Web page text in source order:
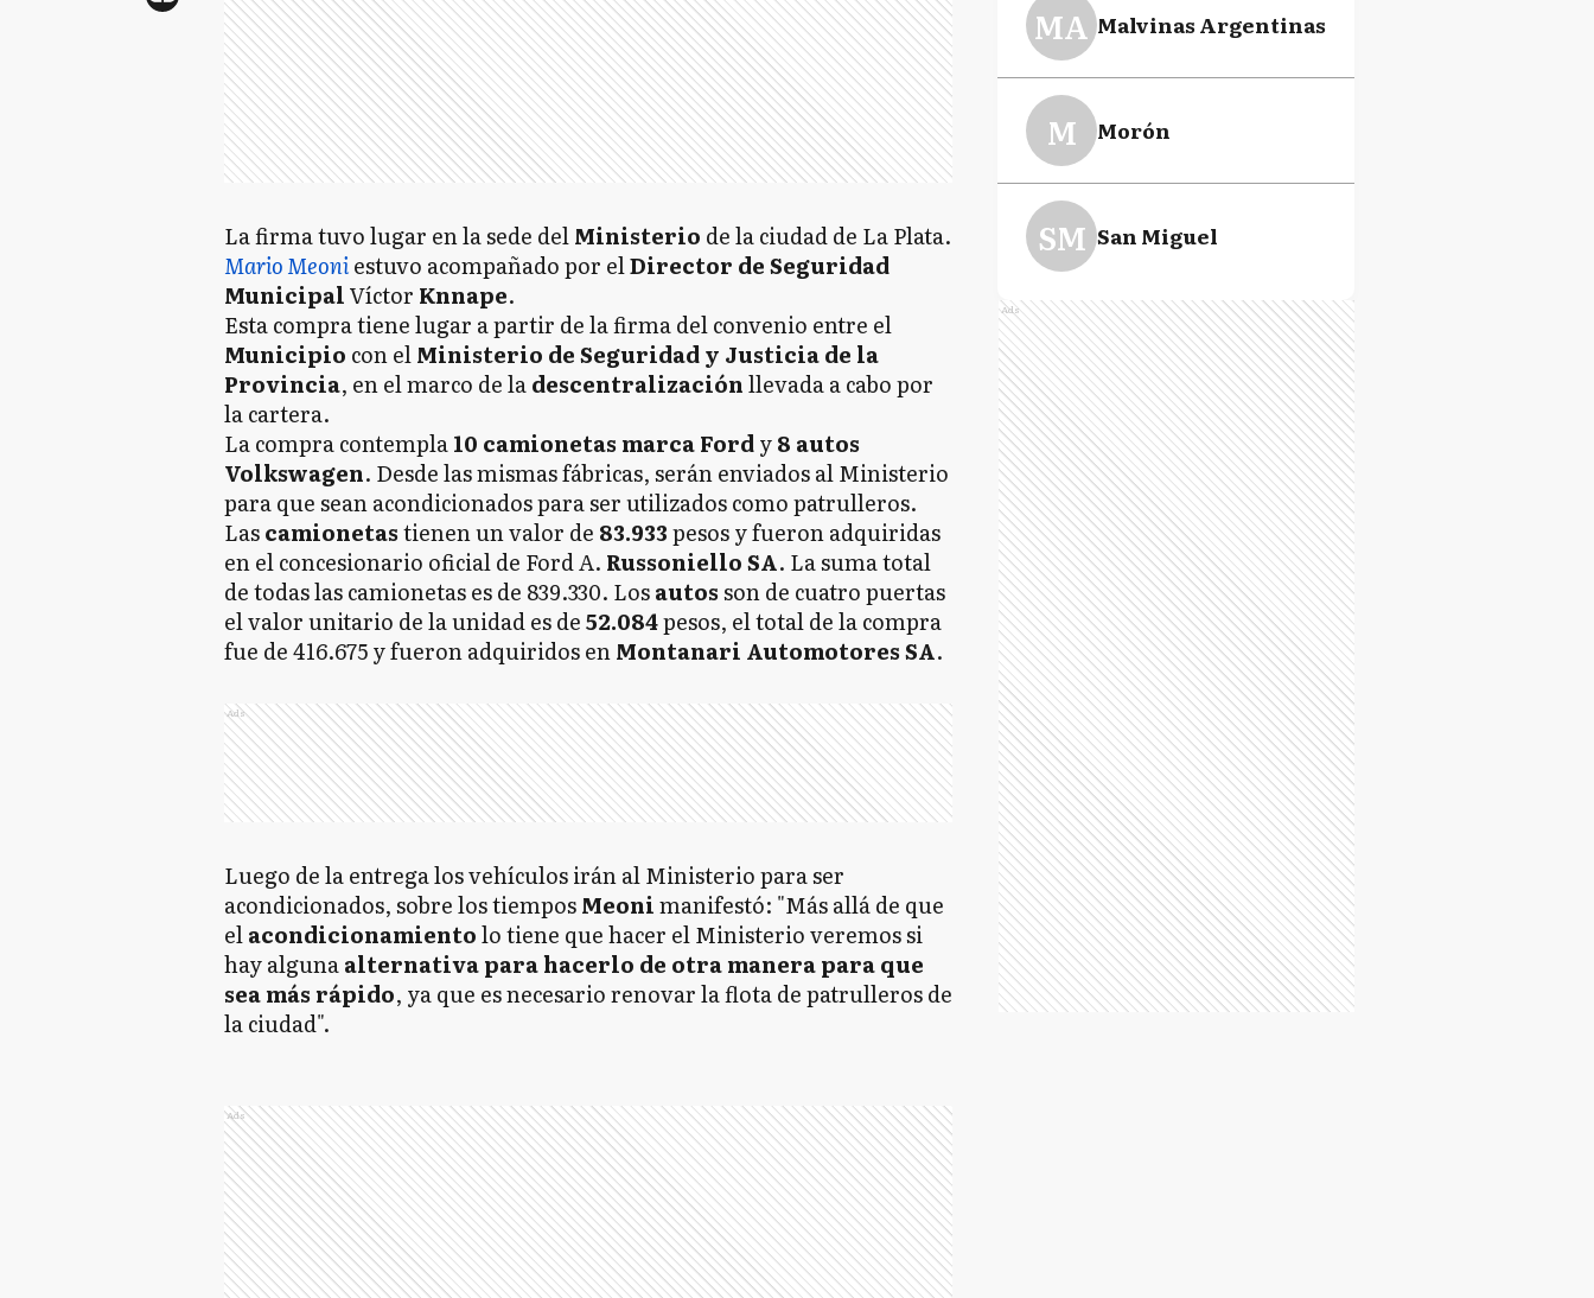
La firma tuvo lugar en la sede delMinisterio de la ciudad de La Plata.
Mario Meoniestuvo acompañado por elDirector de Seguridad
MunicipalVíctor Knnape.
Esta compra tiene lugar a partir de la firma del convenio entre el
Municipio con elMinisterio de Seguridad y Justicia de la
Provincia, en el marco de ladescentralizaciónllevada a cabo por
la cartera.
La compra contempla10 camionetas marca Fordy8 autos
Volkswagen. Desde las mismas fábricas, serán enviados al Ministerio
para que sean acondicionados para ser utilizados como patrulleros.
Lascamionetastienen un valor de 83.933pesos y fueron adquiridas
en el concesionario oficial de Ford A. Russoniello SA. La suma total
de todas las camionetas es de 839.330. Losautosson de cuatro puertas
el valor unitario de la unidad es de52.084pesos, el total de la compra
fue de 416.675 y fueron adquiridos enMontanari Automotores SA.
Ads
Luego de la entrega los vehículos irán al Ministerio para ser
acondicionados, sobre los tiemposMeonimanifestó: "Más allá de que
elacondicionamientolo tiene que hacer el Ministerio veremos si
hay algunaalternativa para hacerlo de otra manera para que
sea más rápido, ya que es necesario renovar la flota de patrulleros de
la ciudad".
Ads
MA Malvinas Argentinas
M Morón
SM San Miguel
Ads